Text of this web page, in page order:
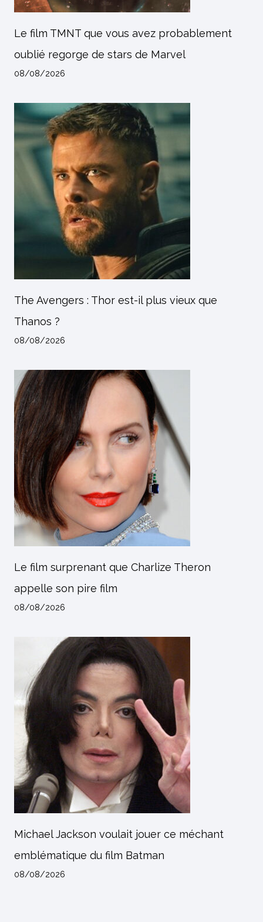
Le film TMNT que vous avez probablement
oublié regorge de stars de Marvel
08/08/2026
The Avengers : Thor est-il plus vieux que
Thanos ?
08/08/2026
Le film surprenant que Charlize Theron
appelle son pire film
08/08/2026
Michael Jackson voulait jouer ce méchant
emblématique du film Batman
08/08/2026